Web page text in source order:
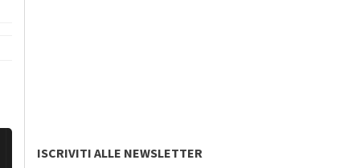
ISCRIVITI ALLE NEWSLETTER